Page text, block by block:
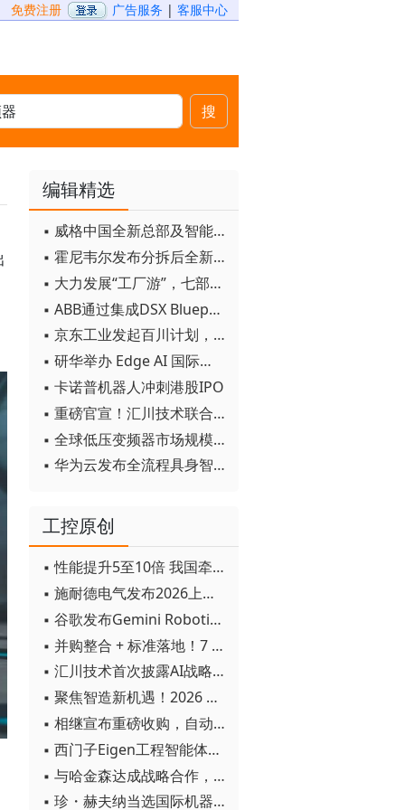
免费注册 广告服务 | 客服中心
搜
编辑精选
▪ 威格中国全新总部及智能工厂启用
▪ 霍尼韦尔发布分拆后全新品牌：霍尼韦尔科技与霍尼韦尔航空航天
▪ 大力发展“工厂游”，七部门联合发文！
▪ ABB通过集成DSX Blueprint AI基础设施，扩大与英伟达的合作
▪ 京东工业发起百川计划， 构建工业大模型新生态
▪ 研华举办 Edge AI 国际论坛
▪ 卡诺普机器人冲刺港股IPO
▪ 重磅官宣！汇川技术联合发起 D12 联盟，开创产教融合新范式
▪ 全球低压变频器市场规模2030年将超170亿美元
▪ 华为云发布全流程具身智能开发平台CloudRobo
工控原创
▪ 性能提升5至10倍 我国牵头制定的WiTSnet工业以太网国际标准正式发布
▪ 施耐德电气发布2026上半年可持续发展成绩单 "Impact 2030"路线图开局稳健
▪ 谷歌发布Gemini Robotics 2模型 实现人形机器人全身智能控制突破
▪ 并购整合 + 标准落地！7 月工业自动化产业动态速递
▪ 汇川技术首次披露AI战略进展：从两个方面推动“AI业务化”落地
▪ 聚焦智造新机遇！2026 青岛数字化及智能制造技术论坛圆满落幕
▪ 相继宣布重磅收购，自动化巨头新一轮并购潮剑指何方？
▪ 西门子Eigen工程智能体落地中国，工业AI跨越物理世界“确定性”拐点
▪ 与哈金森达成战略合作，乐聚机器人何以持续获得工业巨头青睐？
▪ 珍・赫夫纳当选国际机器人联合会新任主席